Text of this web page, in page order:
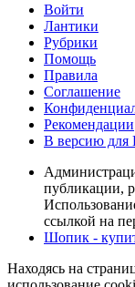
Войти
Лантики
Рубрики
Помощь
Правила
Соглашение
Рекомендации
В версию
публикации,
ссылкой на
Шопик -
Находясь на